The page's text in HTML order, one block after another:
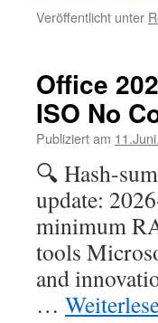
Veröffentlicht unter
Office
ISO No
Publiziert am
🔍 Hash-
update:
minimum
tools
and
…